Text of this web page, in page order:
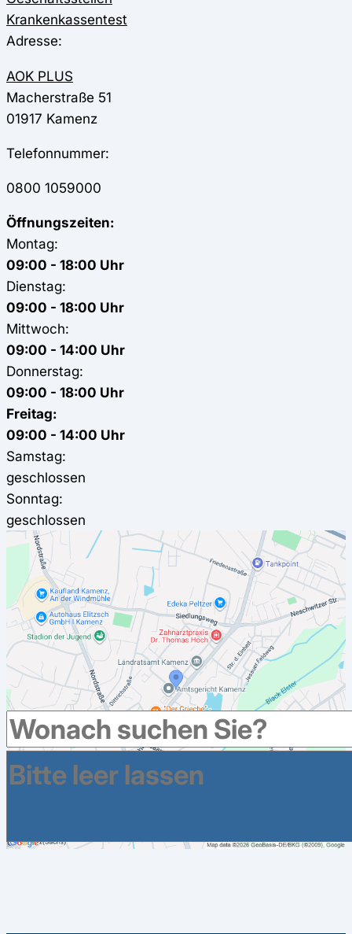
Krankenkassentest
Adresse:
AOK PLUS
Macherstraße 51
01917 Kamenz
Telefonnummer:
0800 1059000
Öffnungszeiten:
Montag:
09:00 - 18:00 Uhr
Dienstag:
09:00 - 18:00 Uhr
Mittwoch:
09:00 - 14:00 Uhr
Donnerstag:
09:00 - 18:00 Uhr
Freitag:
09:00 - 14:00 Uhr
Samstag:
geschlossen
Sonntag:
geschlossen